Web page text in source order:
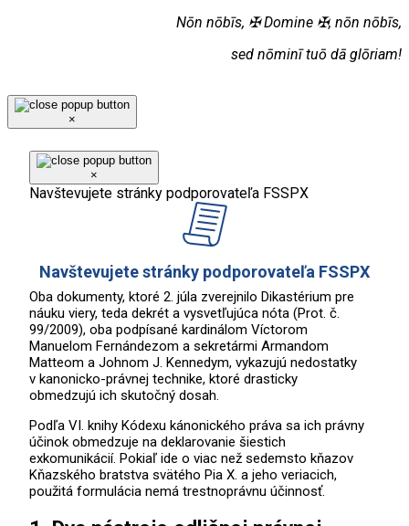
Nōn nōbīs, ✠ Domine ✠, nōn nōbīs,
sed nōminī tuō dā glōriam!
×
×
Navštevujete stránky podporovateľa FSSPX
Navštevujete stránky podporovateľa FSSPX
Oba dokumenty, ktoré 2. júla zverejnilo Dikastérium pre
náuku viery, teda dekrét a vysvetľujúca nóta (Prot. č.
99/2009), oba podpísané kardinálom Víctorom
Manuelom Fernándezom a sekretármi Armandom
Matteom a Johnom J. Kennedym, vykazujú nedostatky
v kanonicko-právnej technike, ktoré drasticky
obmedzujú ich skutočný dosah.
Podľa VI. knihy Kódexu kánonického práva sa ich právny
účinok obmedzuje na deklarovanie šiestich
exkomunikácií. Pokiaľ ide o viac než sedemsto kňazov
Kňazského bratstva svätého Pia X. a jeho veriacich,
použitá formulácia nemá trestnoprávnu účinnosť.